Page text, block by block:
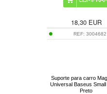
18,30EUR
REF: 3004682
Suporte para carro
Universal Baseus
Preto